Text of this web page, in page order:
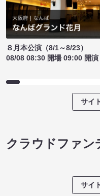
８月本公演（8/1～8/23）
08/08 08:30 開場 09:00 開演
サイ
クラウドファン
サイ